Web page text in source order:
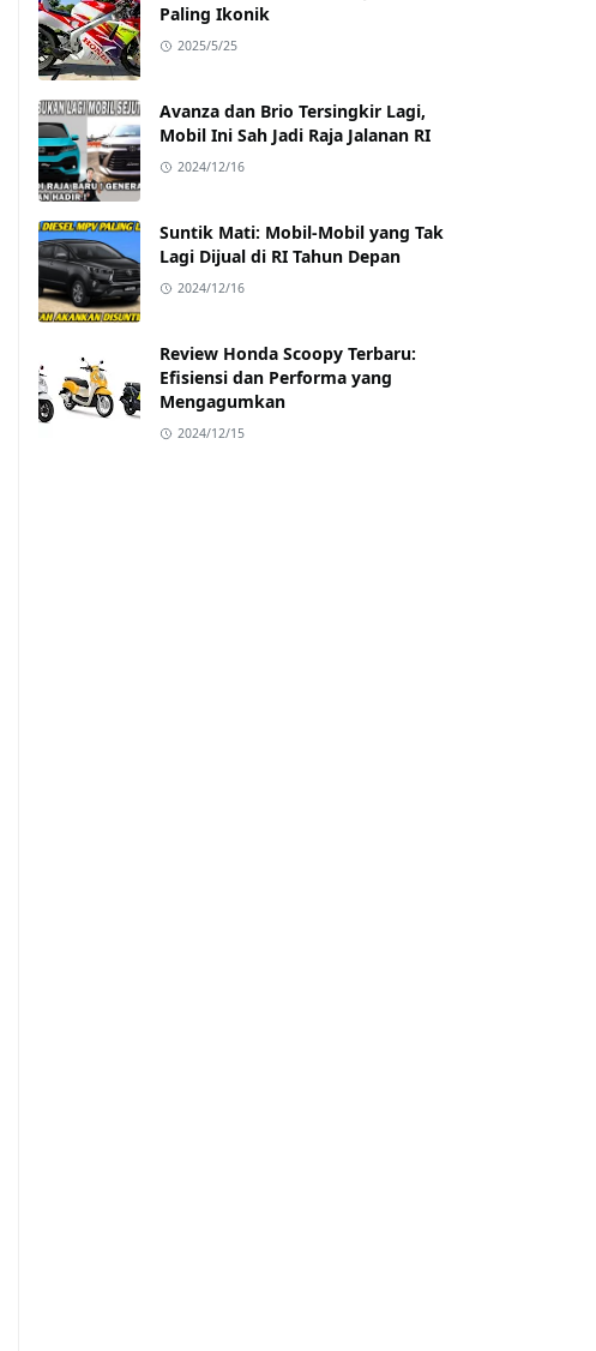
Paling Ikonik
2025/5/25
Avanza dan Brio Tersingkir Lagi,
Mobil Ini Sah Jadi Raja Jalanan RI
2024/12/16
Suntik Mati: Mobil-Mobil yang Tak
Lagi Dijual di RI Tahun Depan
2024/12/16
Review Honda Scoopy Terbaru:
Efisiensi dan Performa yang
Mengagumkan
2024/12/15